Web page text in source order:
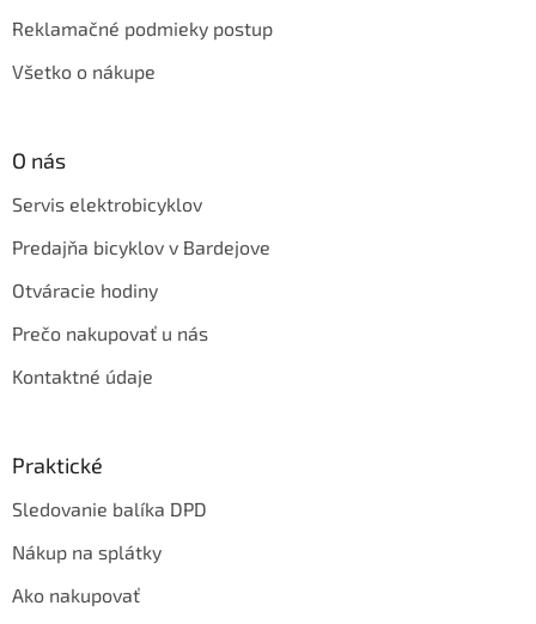
Reklamačné podmieky postup
Všetko o nákupe
O nás
Servis elektrobicyklov
Predajňa bicyklov v Bardejove
Otváracie hodiny
Prečo nakupovať u nás
Kontaktné údaje
Praktické
Sledovanie balíka DPD
Nákup na splátky
Ako nakupovať